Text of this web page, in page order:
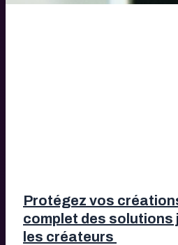
Protégez vos
complet des solutions
les créateurs